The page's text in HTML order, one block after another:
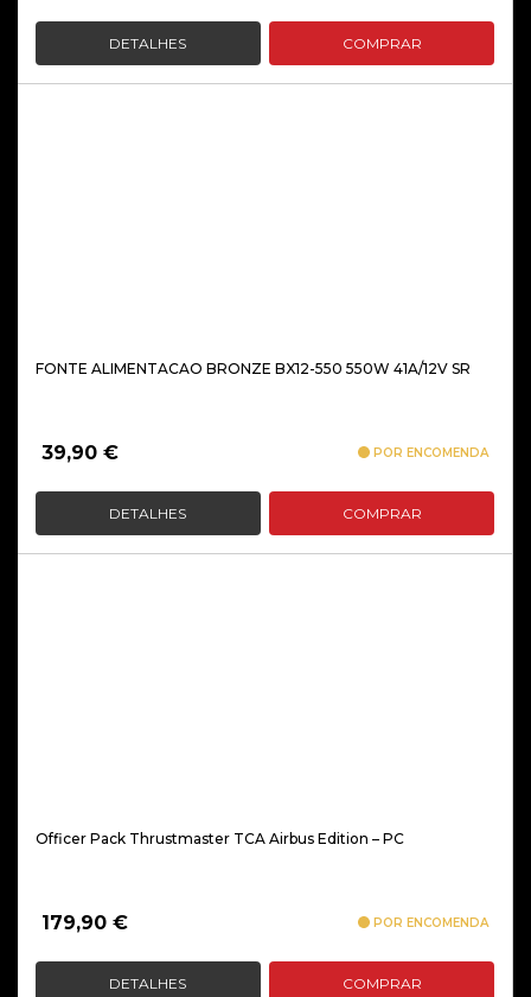
DETALHES COMPRAR
FONTE ALIMENTACAO BRONZE BX12-550 550W 41A/12V SR
39,90 € POR ENCOMENDA
DETALHES COMPRAR
Officer Pack Thrustmaster TCA Airbus Edition – PC
179,90 € POR ENCOMENDA
DETALHES COMPRAR